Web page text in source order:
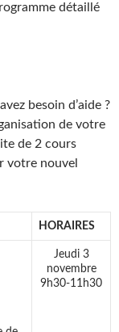
détaillé
besoin d’aide ?
de votre
de 2 cours
votre nouvel
HORAIRES
Jeudi 3
novembre
9h30-11h30